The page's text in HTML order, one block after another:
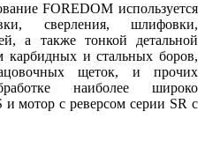
FOREDOM используется
сверления, шлифовки,
а также тонкой детальной
карбидных и стальных боров,
щеток, и прочих
наиболее широко
мотор с реверсом серии SR с